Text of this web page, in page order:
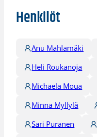
Henkilöt
Anu Mahlamäki
Heli Roukanoja
Michaela Moua
Minna Myllylä
Sari Puranen